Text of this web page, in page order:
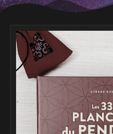
Page